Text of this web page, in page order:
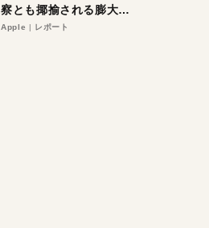
察とも揶揄される膨大な
異議申し立て。対象は非
Apple レポート